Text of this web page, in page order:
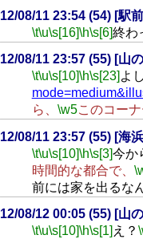
12/08/11 23:54 (54) [駅
\t\u\s[16]\h\s[6]終わ
12/08/11 23:57 (55) [山
\t\u\s[10]\h\s[23] よ
ら、 \w5このコーナ
12/08/11 23:57 (55) [海
\t\u\s[10]\h\s[3]今か
時間的な都合で、
前には家を出るな
12/08/12 00:05 (55) [山
\t\u\s[10]\h\s[1] え？